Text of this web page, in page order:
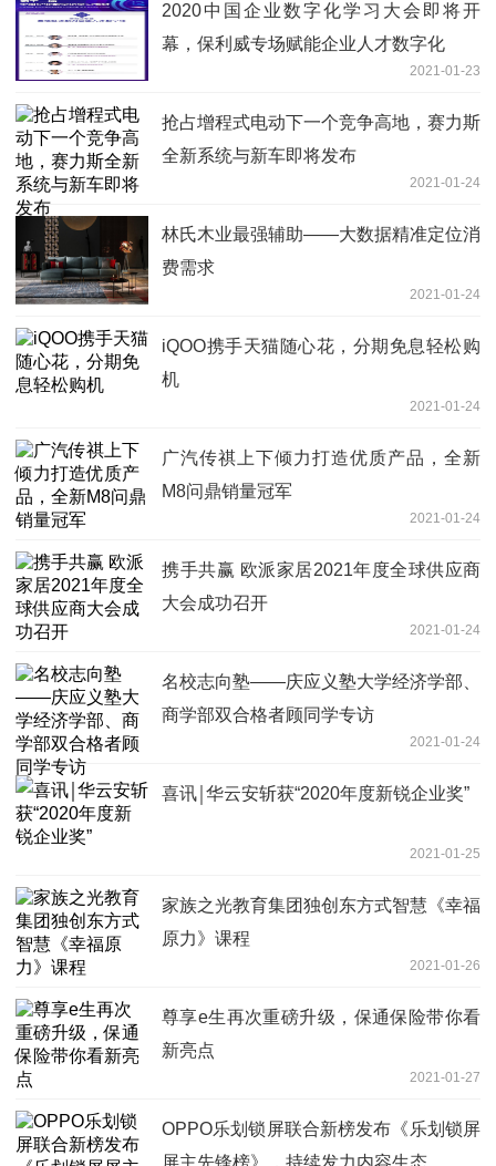
2020中国企业数字化学习大会即将开
幕，保利威专场赋能企业人才数字化
2021-01-23
抢占增程式电动下一个竞争高地，赛力斯
全新系统与新车即将发布
2021-01-24
林氏木业最强辅助——大数据精准定位消
费需求
2021-01-24
iQOO携手天猫随心花，分期免息轻松购
机
2021-01-24
广汽传祺上下倾力打造优质产品，全新
M8问鼎销量冠军
2021-01-24
携手共赢 欧派家居2021年度全球供应商
大会成功召开
2021-01-24
名校志向塾——庆应义塾大学经济学部、
商学部双合格者顾同学专访
2021-01-24
喜讯￨华云安斩获“2020年度新锐企业奖”
2021-01-25
家族之光教育集团独创东方式智慧《幸福
原力》课程
2021-01-26
尊享e生再次重磅升级，保通保险带你看
新亮点
2021-01-27
OPPO乐划锁屏联合新榜发布《乐划锁屏